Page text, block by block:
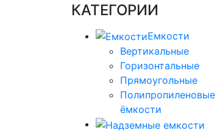
КАТЕГОРИИ
Емкости
Вертикальные
Горизонтальные
Прямоугольные
Полипропиленовые
ёмкости